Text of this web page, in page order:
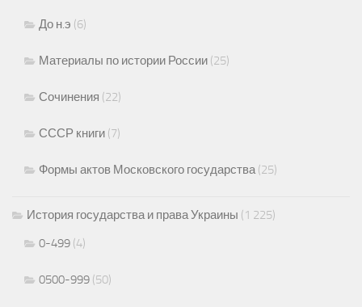
До н.э (6)
Материалы по истории России (25)
Сочинения (22)
СССР книги (7)
Формы актов Московского государства(25)
История государства и права Украины (1 225)
0-499 (4)
0500-999 (50)